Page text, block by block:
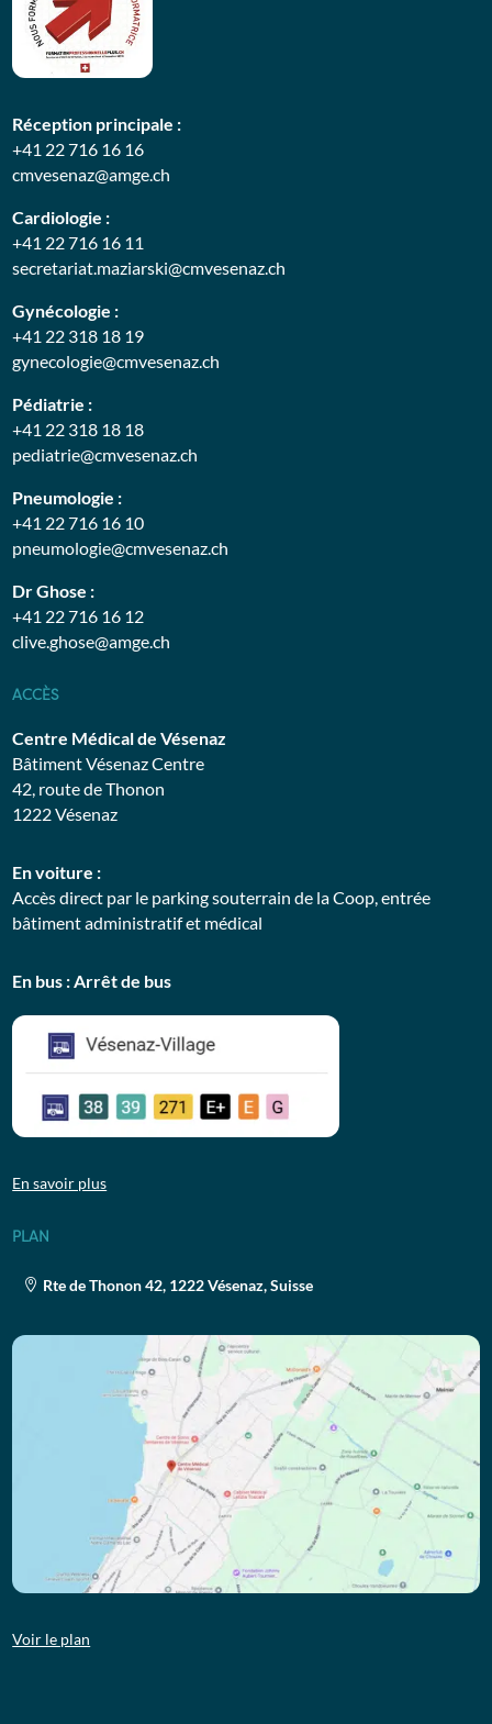
Réception principale :
+41 22 716 16 16
cmvesenaz@amge.ch
Cardiologie :
+41 22 716 16 11
secretariat.maziarski@cmvesenaz.ch
Gynécologie :
+41 22 318 18 19
gynecologie@cmvesenaz.ch
Pédiatrie :
+41 22 318 18 18
pediatrie@cmvesenaz.ch
Pneumologie :
+41 22 716 16 10
pneumologie@cmvesenaz.ch
Dr Ghose :
+41 22 716 16 12
clive.ghose@amge.ch
ACCÈS
Centre Médical de Vésenaz
Bâtiment Vésenaz Centre
42, route de Thonon
1222 Vésenaz
En voiture :
Accès direct par le parking souterrain de la Coop, entrée
bâtiment administratif et médical
En bus : Arrêt de bus
En savoir plus
PLAN
Rte de Thonon 42, 1222 Vésenaz, Suisse
Voir le plan